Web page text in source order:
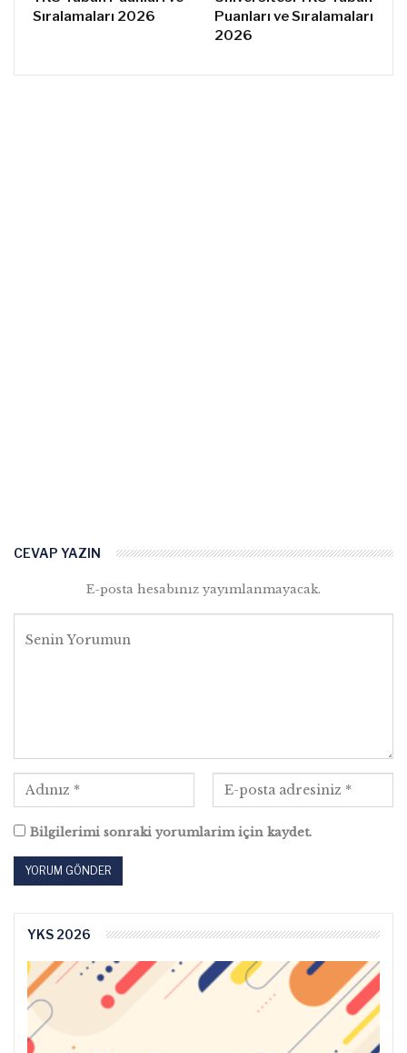
Sıralamaları 2026
Puanları ve Sıralamaları
2026
CEVAP YAZIN
E-posta hesabınız yayımlanmayacak.
Bilgilerimi sonraki yorumlarim için kaydet.
YKS 2026